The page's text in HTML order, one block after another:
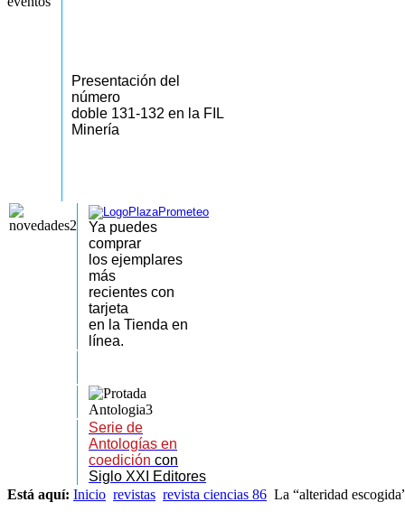
Presentación del
número
doble 131-132 en la FIL
Minería
Ya puedes
comprar
los ejemplares
más
recientes con
tarjeta
en la Tienda en
línea.
Serie de
Antologías en
coedición con
Siglo XXI Editores
Está aquí: Inicio revistas revista ciencias 86 La “alteridad